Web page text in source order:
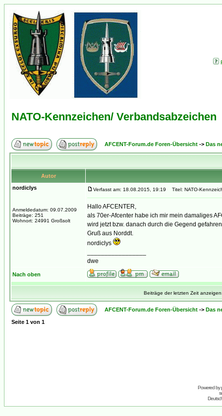
NATO-Kennzeichen/ Verbandsabzeichen
AFCENT-Forum.de Foren-Übersicht -> Das
Autor
nordiclys
Anmeldedatum: 09.07.2009
Beiträge: 251
Wohnort: 24991 Großsolt
Verfasst am: 18.08.2015, 19:19 Titel: NATO-
Hallo AFCENTER,
als 70er-Afcenter habe ich mir mein damaliges
wird jetzt bzw. danach durch die Gegend
Gruß aus Norddt.
nordiclys
dwe
Nach oben
Beiträge der letzten Zeit
AFCENT-Forum.de Foren-Übersicht -> Das
Seite 1 von 1
Powered by